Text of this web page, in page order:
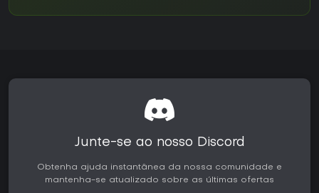
Junte-se ao nosso Discord
Obtenha ajuda instantânea da nossa comunidade e
mantenha-se atualizado sobre as últimas ofertas